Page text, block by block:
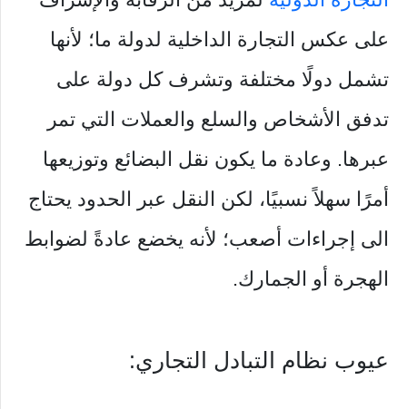
على عكس التجارة الداخلية لدولة ما؛ لأنها
تشمل دولًا مختلفة وتشرف كل دولة على
تدفق الأشخاص والسلع والعملات التي تمر
عبرها. وعادة ما يكون نقل البضائع وتوزيعها
أمرًا سهلاً نسبيًا، لكن النقل عبر الحدود يحتاج
الى إجراءات أصعب؛ لأنه يخضع عادةً لضوابط
الهجرة أو الجمارك.
عيوب نظام التبادل التجاري: